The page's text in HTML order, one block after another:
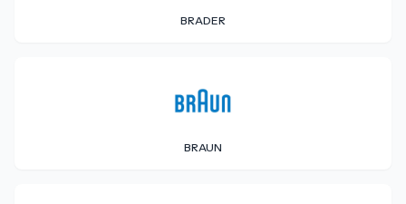
BRADER
BRAUN